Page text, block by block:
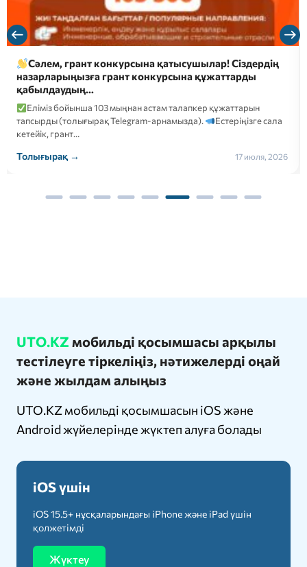
Сәлем, грант конкурсына қатысушылар! Сіздердің
назарларыңызға грант конкурсына құжаттарды
қабылдаудың…
Еліміз бойынша 103 мыңнан астам талапкер құжаттарын
тапсырды (толығырақ Telegram-арнамызда).
Естеріңізге сала
кетейік, грант…
Толығырақ → 17 июля, 2026
UTO.KZ мобильді қосымшасы арқылы
тестілеуге тіркеліңіз, нәтижелерді оңай
және жылдам алыңыз
UTO.KZ мобильді қосымшасын iOS және
Android жүйелерінде жүктеп алуға болады
iOS үшін
iOS 15.5+ нұсқаларындағы iPhone және iPad үшін
қолжетімді
Жүктеу